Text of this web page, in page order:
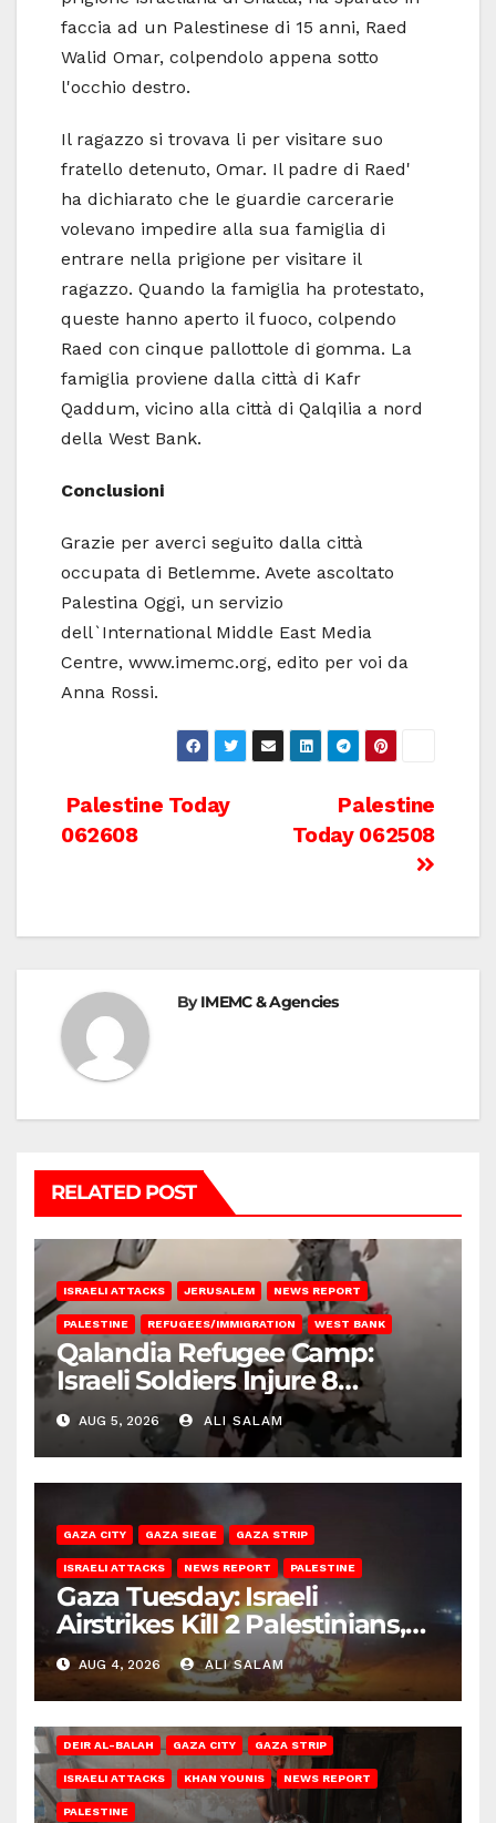
faccia ad un Palestinese di 15 anni, Raed
Walid Omar, colpendolo appena sotto
l'occhio destro.
Il ragazzo si trovava li per visitare suo
fratello detenuto, Omar. Il padre di Raed'
ha dichiarato che le guardie carcerarie
volevano impedire alla sua famiglia di
entrare nella prigione per visitare il
ragazzo. Quando la famiglia ha protestato,
queste hanno aperto il fuoco, colpendo
Raed con cinque pallottole di gomma. La
famiglia proviene dalla città di Kafr
Qaddum, vicino alla città di Qalqilia a nord
della West Bank.
Conclusioni
Grazie per averci seguito dalla città
occupata di Betlemme. Avete ascoltato
Palestina Oggi, un servizio
dell`International Middle East Media
Centre, www.imemc.org, edito per voi da
Anna Rossi.
Post
Palestine
Today 062508
Palestine Today
062608
ByIMEMC & Agencies
RELATED POST
ISRAELI ATTACKS JERUSALEM NEWS REPORT
PALESTINE REFUGEES/IMMIGRATION WEST BANK
Qalandia Refugee Camp:
Israeli Soldiers Injure 8
Palestinians, Abduct Others
AUG 5, 2026 ALI SALAM
GAZA CITY GAZA SIEGE GAZA STRIP
ISRAELI ATTACKS NEWS REPORT PALESTINE
Gaza Tuesday: Israeli
Airstrikes Kill 2 Palestinians,
Injure 10
AUG 4, 2026 ALI SALAM
DEIR AL-BALAH GAZA CITY GAZA STRIP
ISRAELI ATTACKS KHAN YOUNIS NEWS REPORT
PALESTINE